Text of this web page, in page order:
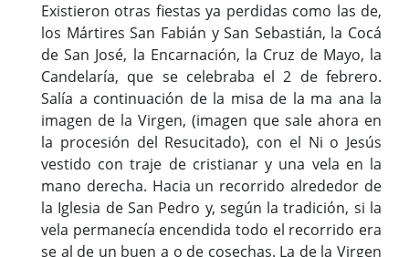
Existieron otras fiestas ya perdidas como las de,
los Mártires San Fabián y San Sebastián, la Cocá
de San José, la Encarnación, la Cruz de Mayo, la
Candelaría, que se celebraba el 2 de febrero.
Salía a continuación de la misa de la ma ana la
imagen de la Virgen, (imagen que sale ahora en
la procesión del Resucitado), con el Ni o Jesús
vestido con traje de cristianar y una vela en la
mano derecha. Hacia un recorrido alrededor de
la Iglesia de San Pedro y, según la tradición, si la
vela permanecía encendida todo el recorrido era
se al de un buen a o de cosechas. La de la Virgen